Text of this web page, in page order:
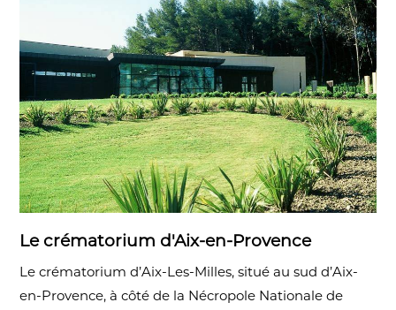
Le crématorium d'Aix-en-Provence
Le crématorium d’Aix-Les-Milles, situé au sud d’Aix-
en-Provence, à côté de la Nécropole Nationale de